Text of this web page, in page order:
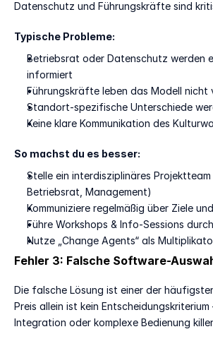
Datenschutz und Führungskräfte sind
Typische Probleme:
Betriebsrat oder Datenschutz werden
informiert
Führungskräfte leben das Modell nicht
Standort-spezifische Unterschiede
Keine klare Kommunikation des
So machst du es besser:
Stelle ein interdisziplinäres Projektteam
Betriebsrat, Management)
Kommuniziere regelmäßig über Ziele
Führe Workshops & Info-Sessions durch
Nutze „Change Agents“ als
Fehler 3: Falsche Software-
Die falsche Lösung ist einer der
Preis allein ist kein
Integration oder komplexe Bedienung